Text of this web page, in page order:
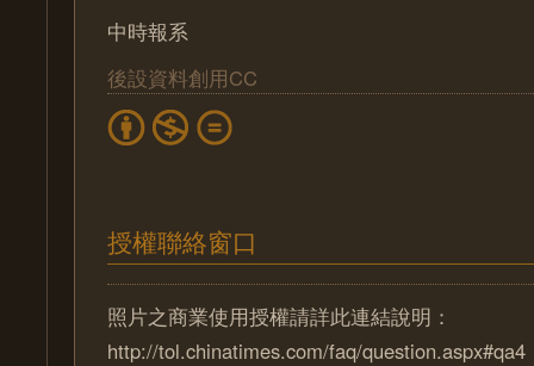
中時報系
後設資料創用CC
授權聯絡窗口
照片之商業使用授權請詳此連結說明：
http://tol.chinatimes.com/faq/question.aspx#qa4